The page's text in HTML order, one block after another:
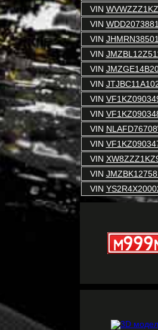
VIN
VIN
VIN
VIN
VIN
VIN
VIN
VIN
VIN
VIN
VIN
VIN
VIN